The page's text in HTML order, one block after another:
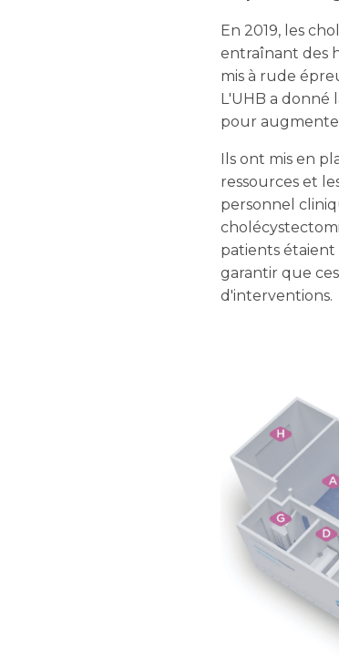
En 2019, les
entraînant des
mis à rude
L'UHB a donné
pour
Ils ont mis en
ressources et
personnel
patients étaient
garantir que
d'interventions.